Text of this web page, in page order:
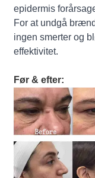
epidermis
For at undgå
ingen smerter og
effektivitet.
Før & efter: